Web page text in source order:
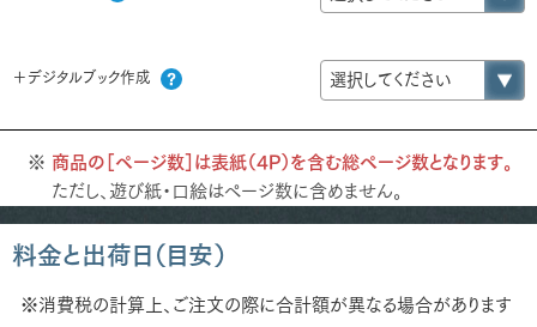
＋デジタルブック作成
商品の［ページ数］は表紙（4P）を含む総ページ数となります。
ただし、遊び紙・口絵はページ数に含めません。
料金と出荷日（目安）
※消費税の計算上、ご注文の際に合計額が異なる場合があります